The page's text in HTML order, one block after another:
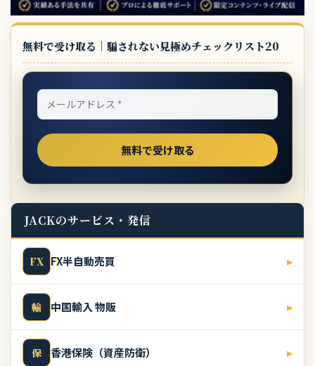
無料で受け取る｜騙されない見極めチェックリスト20
JACKのサービス・発信
FX FX半自動売買 ▸
輸 中国輸入 物販 ▸
保 香港保険（資産防衛） ▸